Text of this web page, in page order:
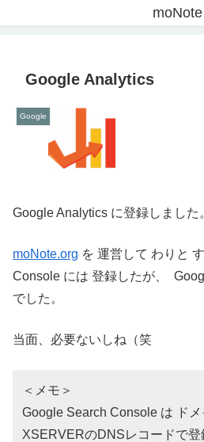
moNote
Google Analytics
Google
Google Analytics に登録しました
moNote.org を 運営して わりと
Console には 登録したが、
でした。
当面、必要ないしね（笑
＜メモ＞
Google Search Console は ドメ
XSERVERのDNSレコードで登